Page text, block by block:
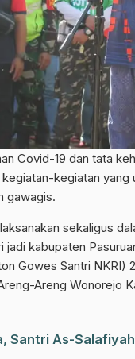
Covid-19 dan tata
kegiatan
gawagis.
sekaligus
kabupaten
Gowes Santri
Areng Wonorejo
Santri As-